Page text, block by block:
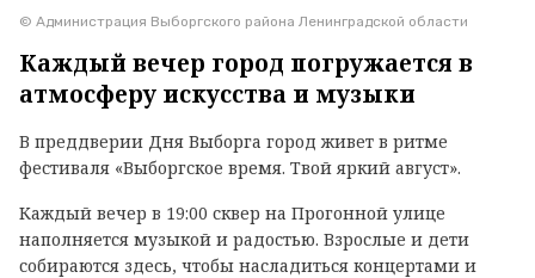
© Администрация Выборгского района Ленинградской области
Каждый вечер город погружается в
атмосферу искусства и музыки
В преддверии Дня Выборга город живет в ритме
фестиваля «Выборгское время. Твой яркий август».
Каждый вечер в 19:00 сквер на Прогонной улице
наполняется музыкой и радостью. Взрослые и дети
собираются здесь, чтобы насладиться концертами и